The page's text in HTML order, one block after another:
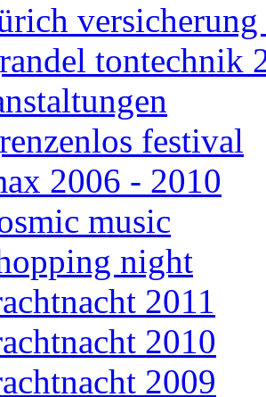
tontechnik
festival
2006 - 2010
music
night
2011
2010
2009